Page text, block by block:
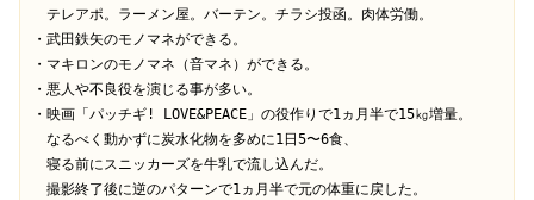
テレアポ。ラーメン屋。バーテン。チラシ投函。肉体労働。
・武田鉄矢のモノマネができる。
・マキロンのモノマネ（音マネ）ができる。
・悪人や不良役を演じる事が多い。
・映画「パッチギ! LOVE&PEACE」の役作りで1ヵ月半で15㎏増量。
なるべく動かずに炭水化物を多めに1日5〜6食、
寝る前にスニッカーズを牛乳で流し込んだ。
撮影終了後に逆のパターンで1ヵ月半で元の体重に戻した。